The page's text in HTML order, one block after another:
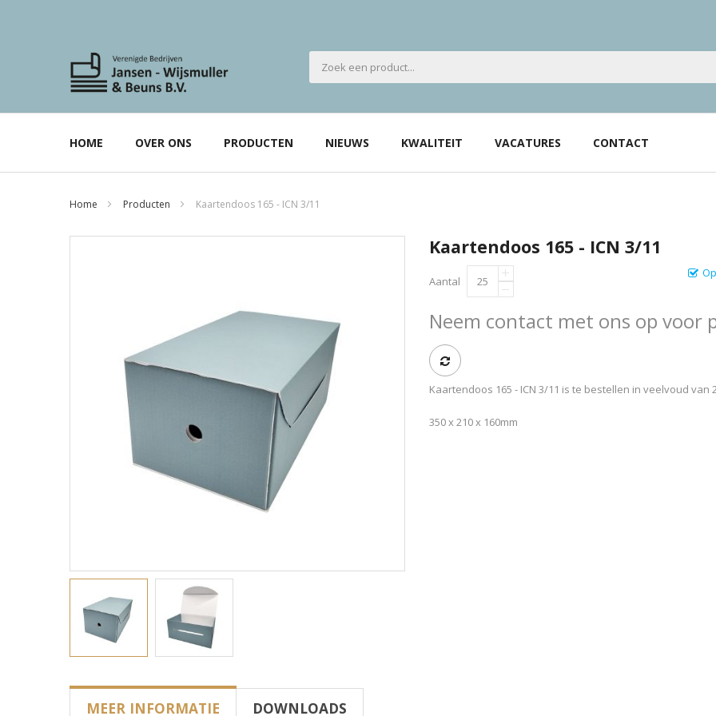
HOME OVER ONS PRODUCTEN NIEUWS KWALITEIT VACATURES CONTACT
Home Producten Kaartendoos 165 - ICN 3/11
Kaartendoos 165 - ICN 3/11
Aantal
Neem contact met ons op voor
Kaartendoos 165 - ICN 3/11 is te bestellen in veelvoud van
350 x 210 x 160mm
MEER INFORMATIE DOWNLOADS